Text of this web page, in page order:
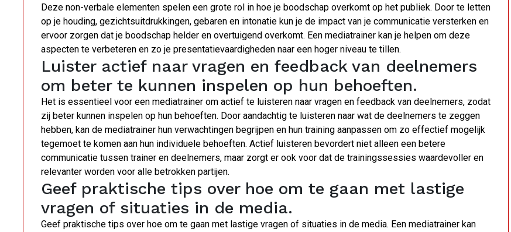
Deze non-verbale elementen spelen een grote rol in hoe je boodschap overkomt op het publiek. Door te letten
op je houding, gezichtsuitdrukkingen, gebaren en intonatie kun je de impact van je communicatie versterken en
ervoor zorgen dat je boodschap helder en overtuigend overkomt. Een mediatrainer kan je helpen om deze
aspecten te verbeteren en zo je presentatievaardigheden naar een hoger niveau te tillen.
Luister actief naar vragen en feedback van deelnemers
om beter te kunnen inspelen op hun behoeften.
Het is essentieel voor een mediatrainer om actief te luisteren naar vragen en feedback van deelnemers, zodat
zij beter kunnen inspelen op hun behoeften. Door aandachtig te luisteren naar wat de deelnemers te zeggen
hebben, kan de mediatrainer hun verwachtingen begrijpen en hun training aanpassen om zo effectief mogelijk
tegemoet te komen aan hun individuele behoeften. Actief luisteren bevordert niet alleen een betere
communicatie tussen trainer en deelnemers, maar zorgt er ook voor dat de trainingssessies waardevoller en
relevanter worden voor alle betrokken partijen.
Geef praktische tips over hoe om te gaan met lastige
vragen of situaties in de media.
Geef praktische tips over hoe om te gaan met lastige vragen of situaties in de media. Een mediatrainer kan